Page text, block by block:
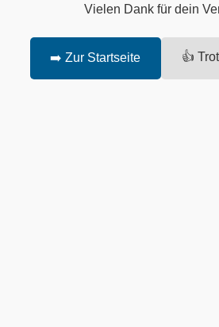
Vielen Dank für dein
➡️ Zur Startseite 👍